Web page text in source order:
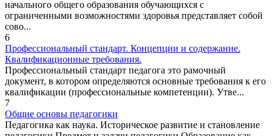
начального общего образования обучающихся с
ограниченными возможностями здоровья представляет собой
сово...
6
Профессиональный стандарт. Концепции и содержание.
Квалификационные требования.
Профессиональный стандарт педагога это рамочный
документ, в котором определяются основные требования к его
квалификации (профессиональные компетенции). Утве...
7
Общие основы педагогики
Педагогика как наука. Историческое развитие и становление